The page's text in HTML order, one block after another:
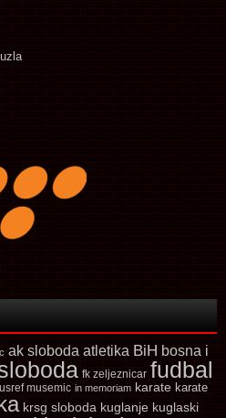
ak sloboda atletika BiH bosna i
fk zeljeznicar fudbal
musemic in memoriam karate karate
krsg sloboda kuglanje kuglaski